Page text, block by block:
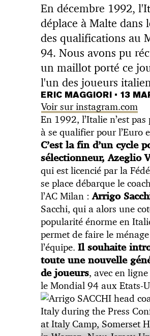
En décembre 1992,
déplace à Malte dans
des qualifications au
94. Nous avons pu
un maillot porté ce
l'un des joueurs
ERIC MAGGIORI • 13
Voir sur instagram.com
En 1992, l’Italie n’est pas
à se qualifier pour l’Euro
C’est la fin d’un cycle
sélectionneur, Azeglio
qui est licencié par la
se place débarque le
l’AC Milan :Arrigo
Sacchi, qui a alors une
popularité énorme en
permet de faire le
l’équipe. Il souhaite
toute une nouvelle
de joueurs, avec en
le Mondial 94 aux Etats-